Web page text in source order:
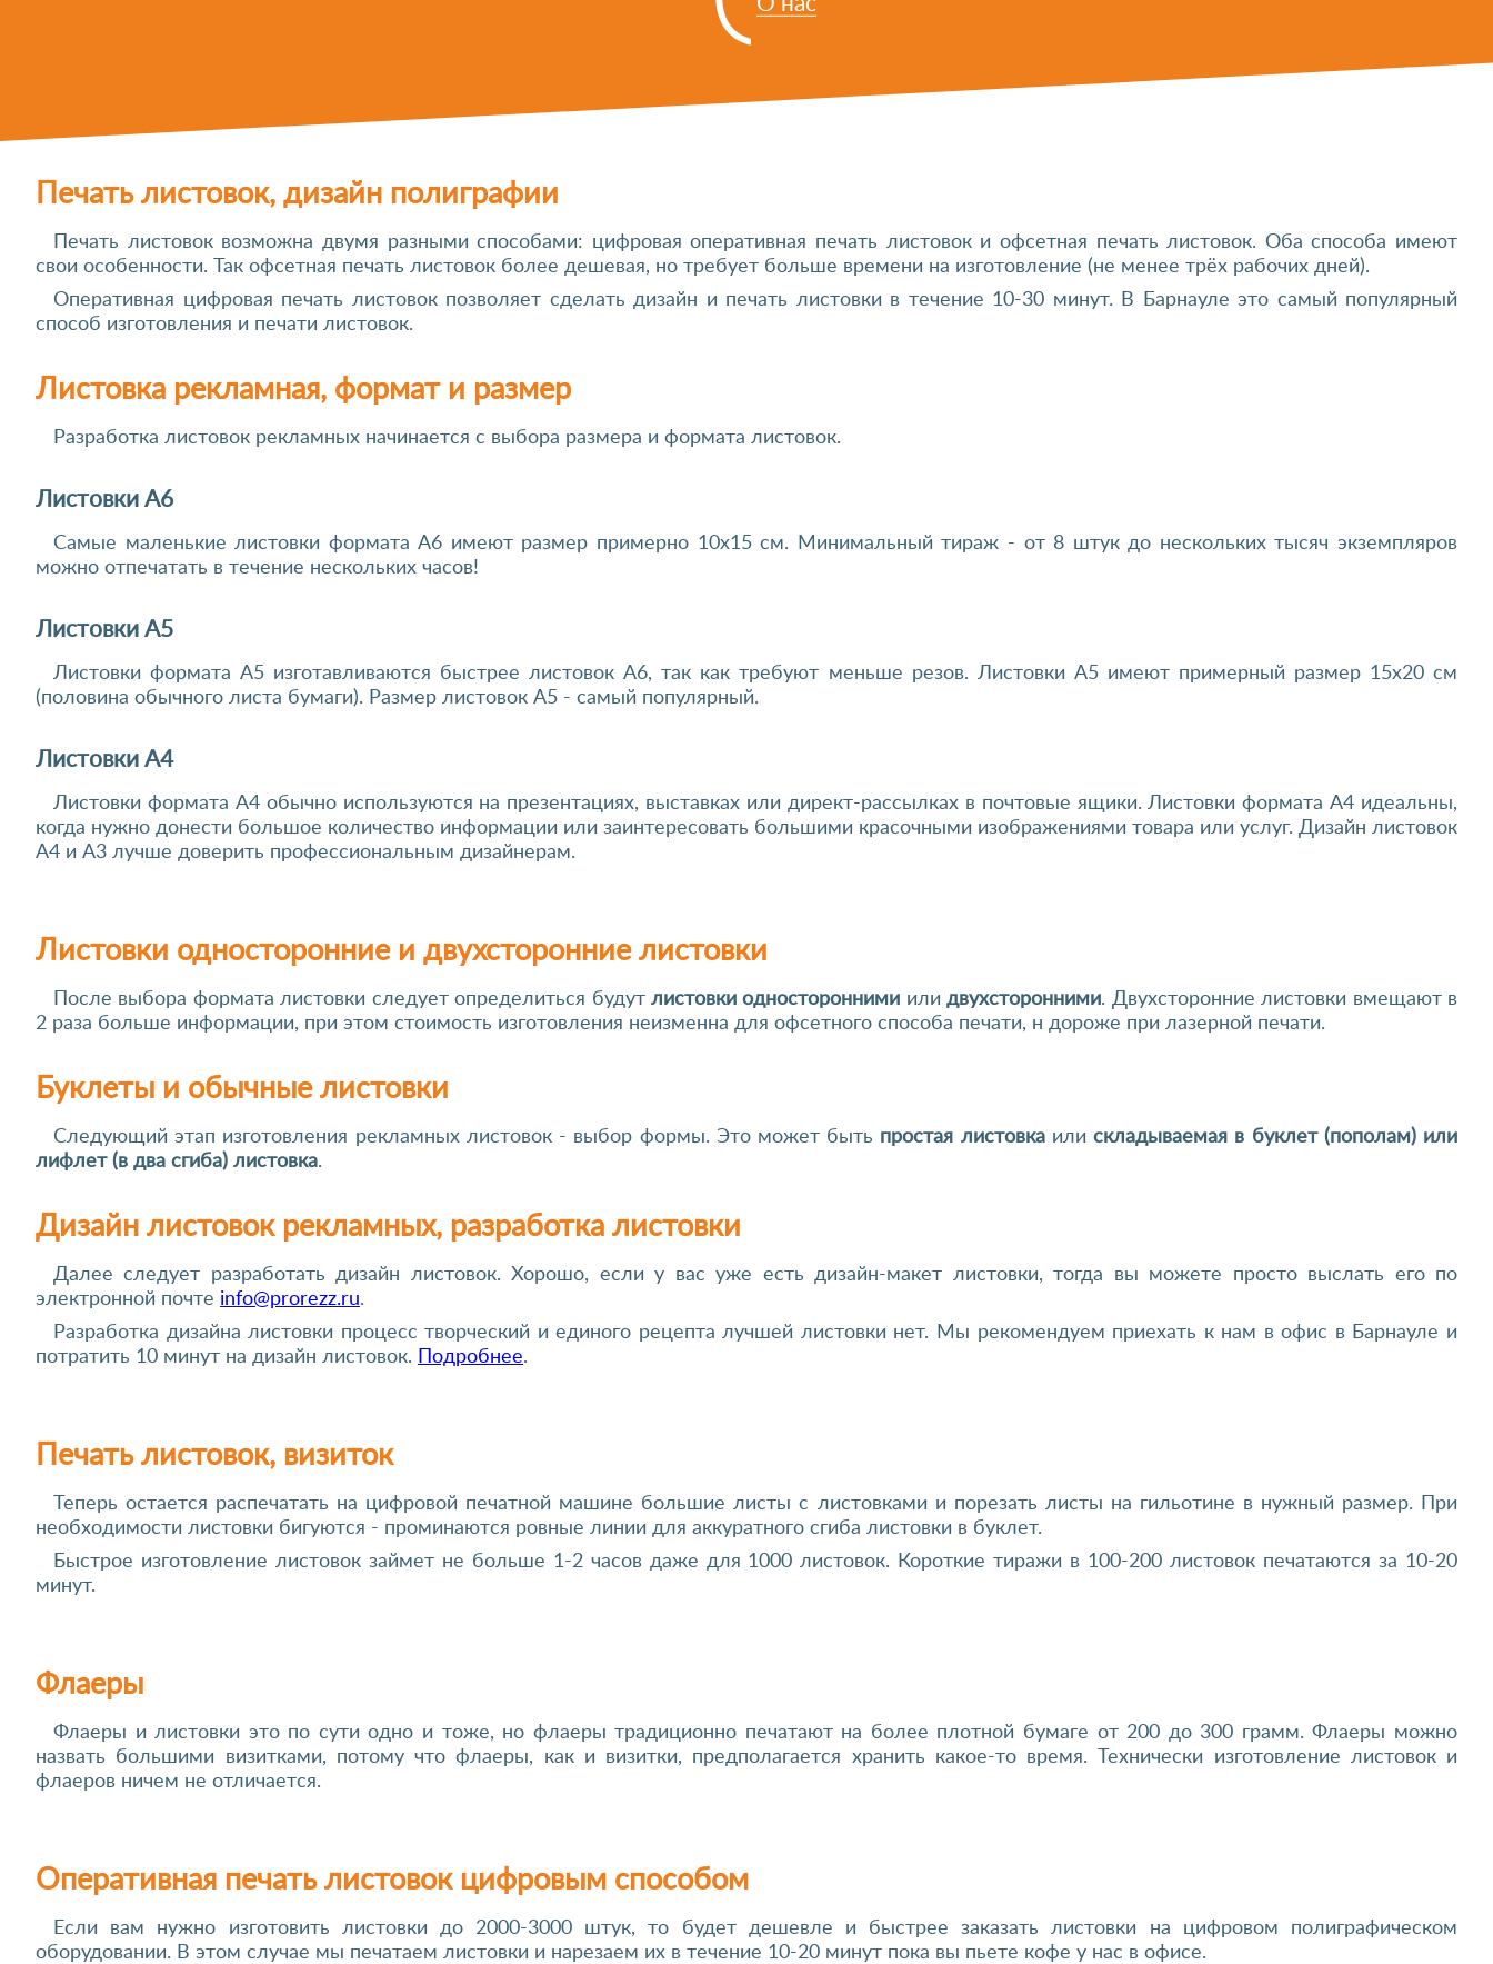
Печать листовок, дизайн полиграфии
Печать листовок возможна двумя разными способами: цифровая оперативная печать листовок и офсетная печать листовок. Оба способа имеют
свои особенности. Так офсетная печать листовок более дешевая, но требует больше времени на изготовление (не менее трёх рабочих дней).
Оперативная цифровая печать листовок позволяет сделать дизайн и печать листовки в течение 10-30 минут. В Барнауле это самый популярный
способ изготовления и печати листовок.
Листовка рекламная, формат и размер
Разработка листовок рекламных начинается с выбора размера и формата листовок.
Листовки А6
Самые маленькие листовки формата А6 имеют размер примерно 10х15 см. Минимальный тираж - от 8 штук до нескольких тысяч экземпляров
можно отпечатать в течение нескольких часов!
Листовки А5
Листовки формата А5 изготавливаются быстрее листовок А6, так как требуют меньше резов. Листовки А5 имеют примерный размер 15х20 см
(половина обычного листа бумаги). Размер листовок А5 - самый популярный.
Листовки А4
Листовки формата А4 обычно используются на презентациях, выставках или директ-рассылках в почтовые ящики. Листовки формата А4 идеальны,
когда нужно донести большое количество информации или заинтересовать большими красочными изображениями товара или услуг. Дизайн листовок
А4 и А3 лучше доверить профессиональным дизайнерам.
Листовки односторонние и двухсторонние листовки
После выбора формата листовки следует определиться будут листовки односторонними илидвухсторонними. Двухсторонние листовки вмещают в
2 раза больше информации, при этом стоимость изготовления неизменна для офсетного способа печати, н дороже при лазерной печати.
Буклеты и обычные листовки
Следующий этап изготовления рекламных листовок - выбор формы. Это может быть простая листовкаилискладываемая в буклет (пополам) или
лифлет (в два сгиба) листовка.
Дизайн листовок рекламных, разработка листовки
Далее следует разработать дизайн листовок. Хорошо, если у вас уже есть дизайн-макет листовки, тогда вы можете просто выслать его по
электронной почте info@prorezz.ru.
Разработка дизайна листовки процесс творческий и единого рецепта лучшей листовки нет. Мы рекомендуем приехать к нам в офис в Барнауле и
потратить 10 минут на дизайн листовок.
Подробнее.
Печать листовок, визиток
Теперь остается распечатать на цифровой печатной машине большие листы с листовками и порезать листы на гильотине в нужный размер. При
необходимости листовки бигуются - проминаются ровные линии для аккуратного сгиба листовки в буклет.
Быстрое изготовление листовок займет не больше 1-2 часов даже для 1000 листовок. Короткие тиражи в 100-200 листовок печатаются за 10-20
минут.
Флаеры
Флаеры и листовки это по сути одно и тоже, но флаеры традиционно печатают на более плотной бумаге от 200 до 300 грамм. Флаеры можно
назвать большими визитками, потому что флаеры, как и визитки, предполагается хранить какое-то время. Технически изготовление листовок и
флаеров ничем не отличается.
Оперативная печать листовок цифровым способом
Если вам нужно изготовить листовки до 2000-3000 штук, то будет дешевле и быстрее заказать листовки на цифровом полиграфическом
оборудовании. В этом случае мы печатаем листовки и нарезаем их в течение 10-20 минут пока вы пьете кофе у нас в офисе.